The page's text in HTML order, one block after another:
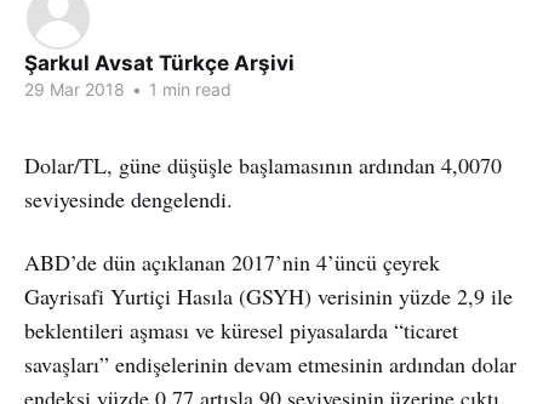
Şarkul Avsat Türkçe Arşivi
29 Mar 2018 • 1 min read
Dolar/TL, güne düşüşle başlamasının ardından 4,0070
seviyesinde dengelendi.
ABD’de dün açıklanan 2017’nin 4’üncü çeyrek
Gayrisafi Yurtiçi Hasıla (GSYH) verisinin yüzde 2,9 ile
beklentileri aşması ve küresel piyasalarda “ticaret
savaşları” endişelerinin devam etmesinin ardından dolar
endeksi yüzde 0,77 artışla 90 seviyesinin üzerine çıktı.